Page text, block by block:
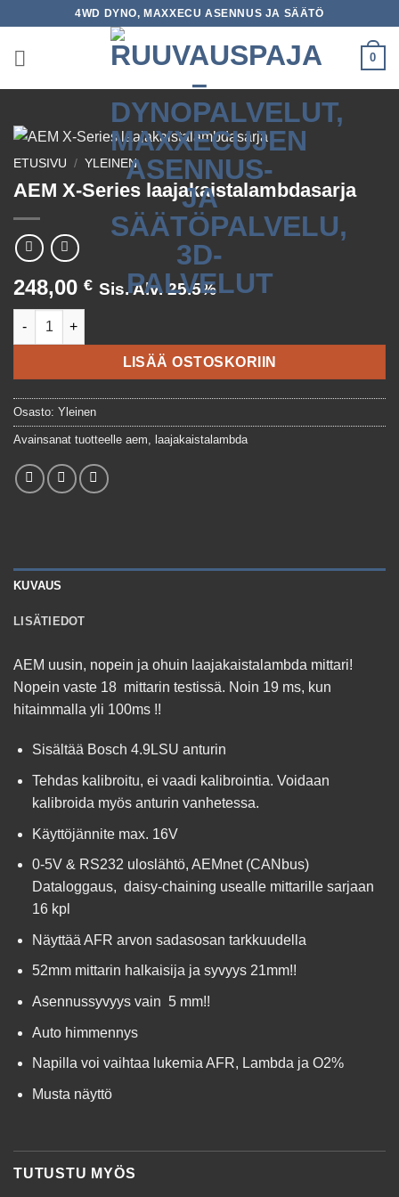
content
4WD DYNO, MAXXECU ASENNUS JA SÄÄTÖ
0
ETUSIVU / YLEINEN
AEM X-Series laajakaistalambdasarja
248,00 € Sis. Alv. 25.5%
AEM X-Series laajakaistalambdasarja määrä
LISÄÄ OSTOSKORIIN
Osasto: Yleinen
Avainsanat tuotteelle aem laajakaistalambda
KUVAUS
LISÄTIEDOT
AEM uusin, nopein ja ohuin laajakaistalambda mittari!
Nopein vaste 18 mittarin testissä. Noin 19 ms, kun
hitaimmalla yli 100ms !!
Sisältää Bosch 4.9LSU anturin
Tehdas kalibroitu, ei vaadi kalibrointia. Voidaan
kalibroida myös anturin vanhetessa.
Käyttöjännite max. 16V
0-5V & RS232 uloslähtö, AEMnet (CANbus)
Dataloggaus, daisy-chaining usealle mittarille sarjaan
16 kpl
Näyttää AFR arvon sadasosan tarkkuudella
52mm mittarin halkaisija ja syvyys 21mm!!
Asennussyvyys vain 5 mm!!
Auto himmennys
Napilla voi vaihtaa lukemia AFR, Lambda ja O2%
Musta näyttö
TUTUSTU MYÖS